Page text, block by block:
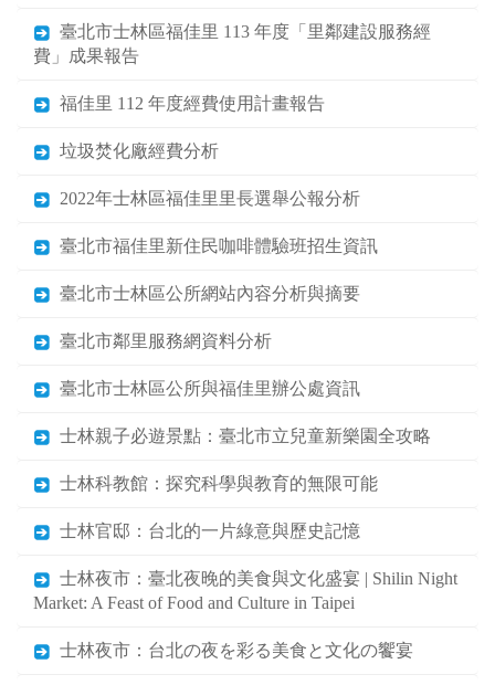
臺北市士林區福佳里 113 年度「里鄰建設服務經
費」成果報告
福佳里 112 年度經費使用計畫報告
垃圾焚化廠經費分析
2022年士林區福佳里里長選舉公報分析
臺北市福佳里新住民咖啡體驗班招生資訊
臺北市士林區公所網站內容分析與摘要
臺北市鄰里服務網資料分析
臺北市士林區公所與福佳里辦公處資訊
士林親子必遊景點：臺北市立兒童新樂園全攻略
士林科教館：探究科學與教育的無限可能
士林官邸：台北的一片綠意與歷史記憶
士林夜市：臺北夜晚的美食與文化盛宴 | Shilin Night
Market: A Feast of Food and Culture in Taipei
士林夜市：台北の夜を彩る美食と文化の饗宴